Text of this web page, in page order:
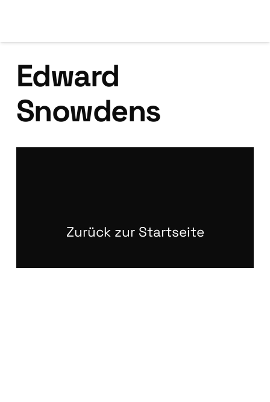
Edward
Snowdens
6. September 2023
Pri­va­cy Shield 2.0: Dar­um soll­test du
Zurück zur Startseite